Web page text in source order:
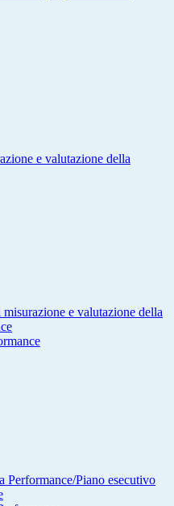
e valutazione della
misurazione e valutazione della
Performance/Piano esecutivo